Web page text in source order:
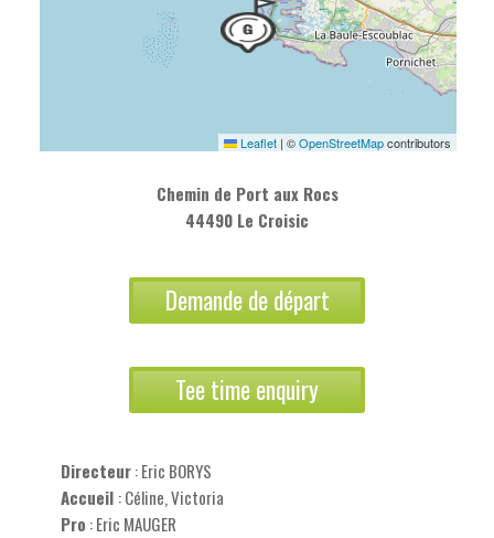
Leaflet | ©OpenStreetMapcontributors
Chemin de Port aux Rocs
44490 Le Croisic
Demande de départ
Tee time enquiry
Directeur: Eric BORYS
Accueil : Céline, Victoria
Pro : Eric MAUGER